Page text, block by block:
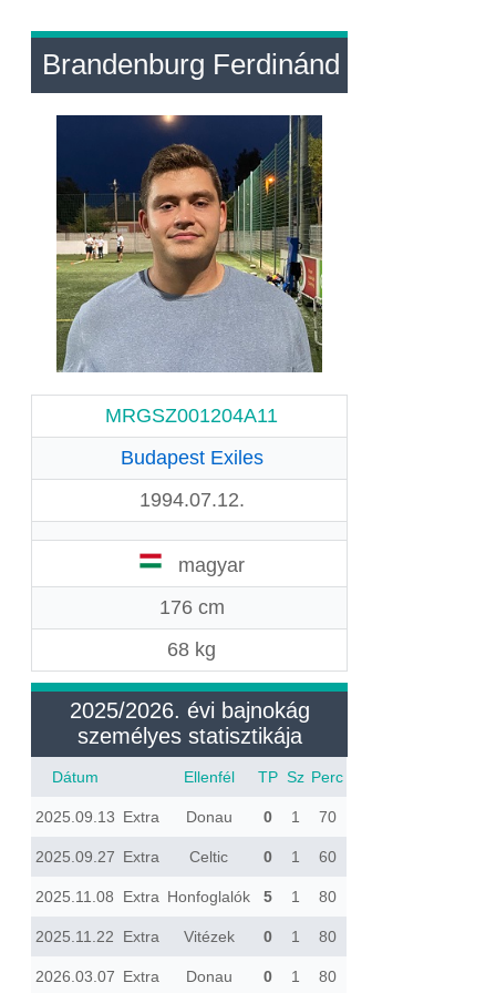
Brandenburg Ferdinánd
MRGSZ001204A11
Budapest Exiles
1994.07.12.
magyar
176 cm
68 kg
2025/2026. évi bajnokág
személyes statisztikája
Dátum Ellenfél TP Sz Perc
2025.09.13 Extra Donau 0 1 70
2025.09.27 Extra Celtic 0 1 60
2025.11.08 Extra Honfoglalók 5 1 80
2025.11.22 Extra Vitézek 0 1 80
2026.03.07 Extra Donau 0 1 80